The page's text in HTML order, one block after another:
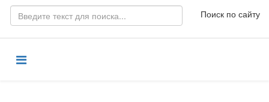
Поиск по сайту